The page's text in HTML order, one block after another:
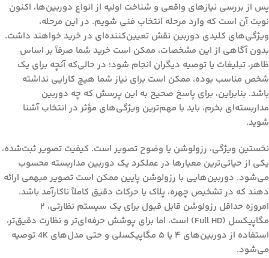
پس از بررسی نیازهای واقعی و شناخت اولیه از انواع دوربین‌ها، اکنون
نوبت آن است که وارد مرحله انتخاب فنی شویم. در این مرحله،
ویژگی‌های کلیدی دوربین نقش تعیین‌کننده‌ای در خرید خواهند داشت.
بدون آگاهی از این مشخصات، ممکن است خرید شما صرفاً بر اساس
ظاهر، تبلیغات یا توصیه دیگران انجام شود؛ در حالی‌که آنچه برای یک
شخص مناسب بوده، ممکن است برای نیاز شما هیچ کارایی نداشته
باشد. بنابراین، برای پاسخ صحیح به این پرسش که چه دوربین
مداربسته‌ای بخرم، باید با مهم‌ترین ویژگی‌های مؤثر در انتخاب آشنا
شوید.
نخستین ویژگی، رزولوشن یا وضوح تصویر است. کیفیت تصویر ثبت‌شده،
یکی از حیاتی‌ترین معیارها در عملکرد یک دوربین مداربسته محسوب
می‌شود. دوربین‌هایی با رزولوشن پایین ممکن است تصویر مبهمی ارائه
دهند که در تشخیص چهره، پلاک یا حرکات دقیق کاملاً ناکارآمد باشد.
امروزه حداقل رزولوشن قابل قبول برای یک سیستم نظارتی، ۲
مگاپیکسل (Full HD) است، اما برای پوشش حرفه‌ای‌تر و نظارت دقیق‌تر،
استفاده از دوربین‌های ۴ یا ۵ مگاپیکسلی و حتی مدل‌های 4K توصیه
می‌شود.